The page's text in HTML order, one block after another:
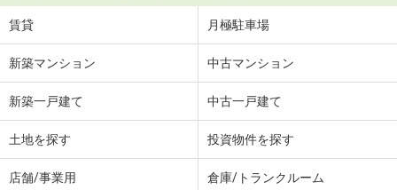
賃貸 月極駐車場
新築マンション 中古マンション
新築一戸建て 中古一戸建て
土地を探す 投資物件を探す
店舗/事業用 倉庫/トランクルーム